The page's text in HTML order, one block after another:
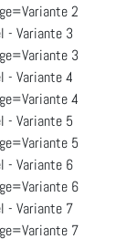
2
- Variante 3
3
- Variante 4
4
- Variante 5
5
- Variante 6
6
- Variante 7
7